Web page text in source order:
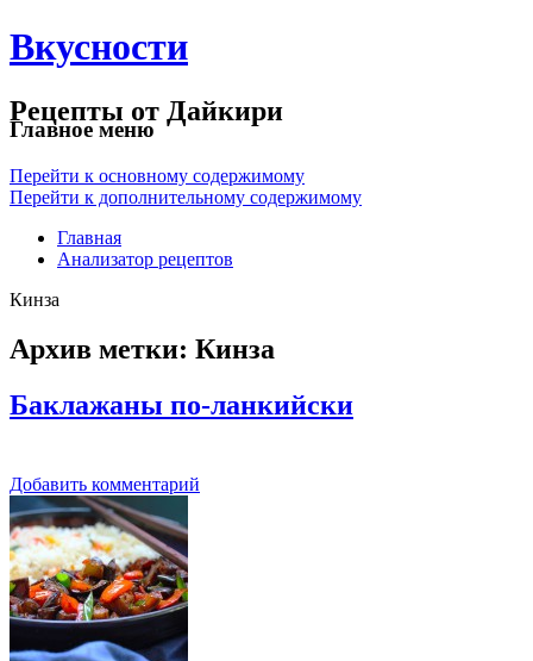
Вкусности
Рецепты от Дайкири
Главное меню
Перейти к основному содержимому
Перейти к дополнительному содержимому
Главная
Анализатор рецептов
Кинза
Архив метки: Кинза
Баклажаны по-ланкийски
Добавить комментарий